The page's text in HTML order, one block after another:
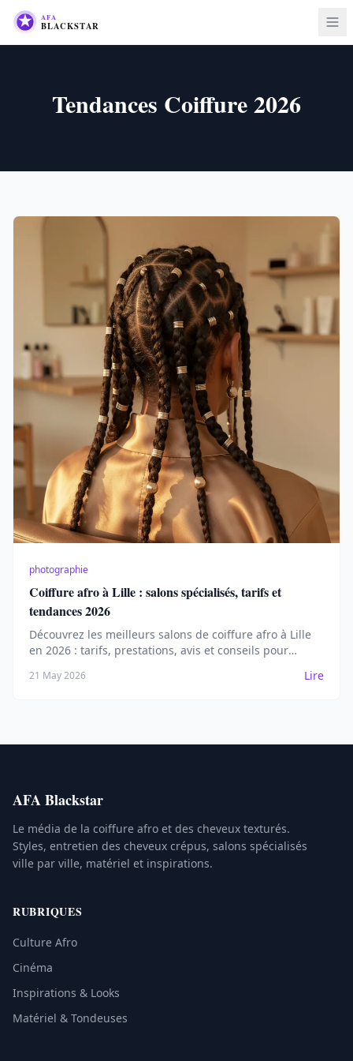
Tendances Coiffure 2026
photographie
Coiffure afro à Lille : salons spécialisés, tarifs et
tendances 2026
Découvrez les meilleurs salons de coiffure afro à Lille
en 2026 : tarifs, prestations, avis et conseils pour
21 May 2026 Lire
AFA Blackstar
Le média de la coiffure afro et des cheveux texturés.
Styles, entretien des cheveux crépus, salons spécialisés
ville par ville, matériel et inspirations.
RUBRIQUES
Culture Afro
Cinéma
Inspirations & Looks
Matériel & Tondeuses